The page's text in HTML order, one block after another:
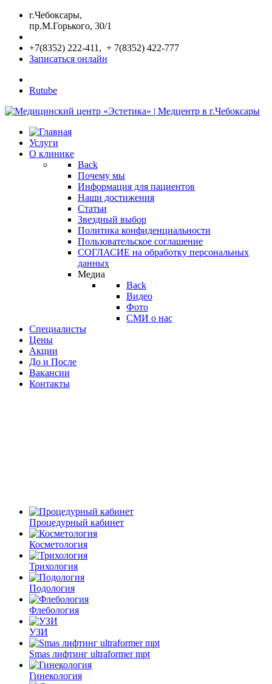
г.Чебоксары,
пр.М.Горького, 30/1
+7(8352) 222-411, + 7(8352) 422-777
Записаться онлайн
Rutube
Услуги
О клинике
Back
Почему мы
Информация для пациентов
Наши достижения
Статьи
Звездный выбор
Политика конфиденциальности
Пользовательское соглашение
СОГЛАСИЕ на обработку персональных
данных
Медиа
Back
Видео
Фото
СМИ о нас
Специалисты
Цены
Акции
До и После
Вакансии
Контакты
Процедурный кабинет
Косметология
Трихология
Подология
Флебология
УЗИ
Smas лифтинг ultraformer mpt
Гинекология